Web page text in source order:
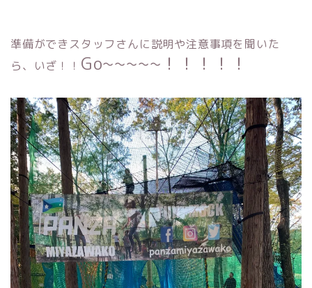
準備ができスタッフさんに説明や注意事項を聞いた
ら、いざ！！ Go~~~~~！！！！！